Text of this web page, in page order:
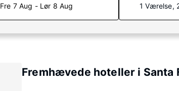
Fre 7 Aug - Lør 8 Aug 1 Værelse,
Fremhævede hoteller i Santa